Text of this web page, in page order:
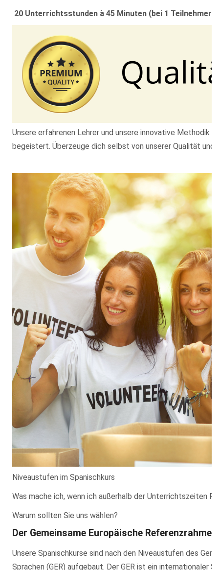
20 Unterrichtsstunden à 45 Minuten (bei 1 Teilnehmer)
Unsere erfahrenen Lehrer und unsere innovative Methodik
begeistert. Überzeuge dich selbst von unserer Qualität
Niveaustufen im Spanischkurs
Was mache ich, wenn ich außerhalb der Unterrichtszeiten
Warum sollten Sie uns wählen?
Der Gemeinsame Europäische Referenzrahmen
Unsere Spanischkurse sind nach den Niveaustufen des
Sprachen (GER) aufgebaut. Der GER ist ein internationaler